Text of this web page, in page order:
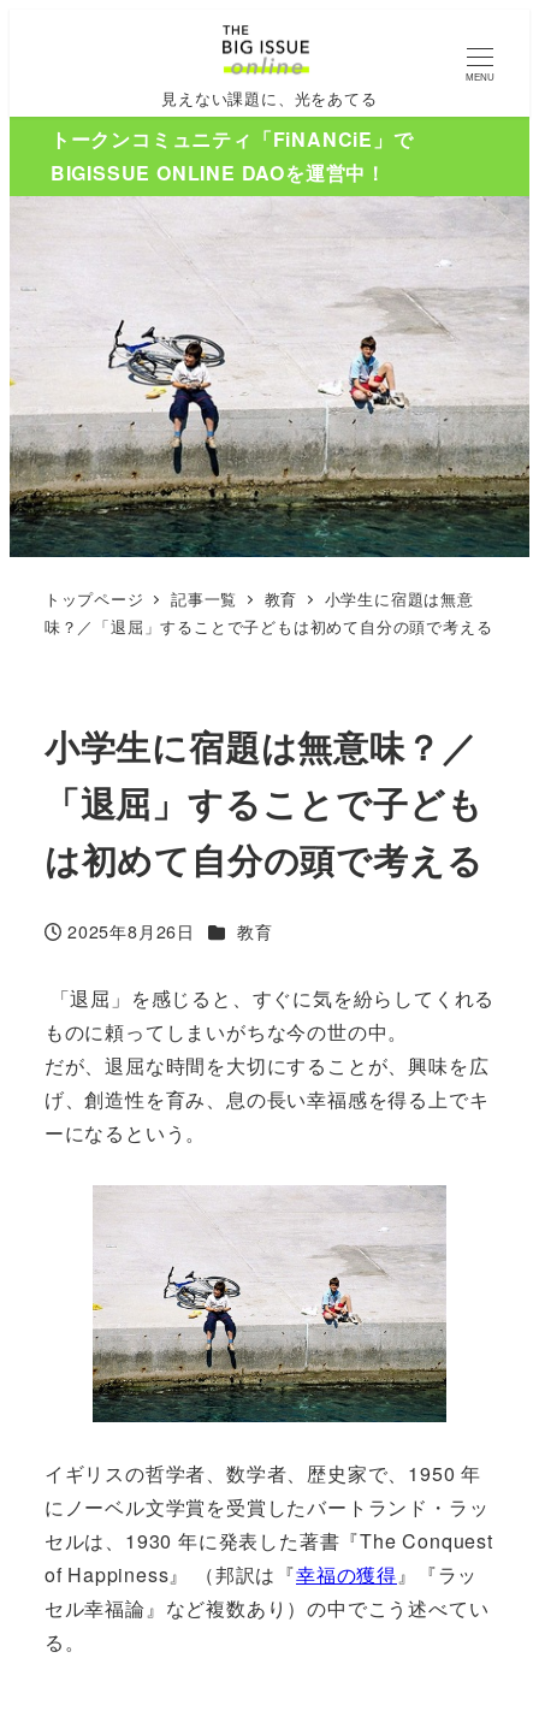
見えない課題に、光をあてる
MENU
トークンコミュニティ「FiNANCiE」で
BIGISSUE ONLINE DAOを運営中！
トップページ 記事一覧 教育
小学生に宿題は無意
味？／「退屈」することで子どもは初めて自分の頭で考える
小学生に宿題は無意味？／
「退屈」することで子ども
は初めて自分の頭で考える
投稿日
2025年8月26日 カテゴリー
教育
「退屈」を感じると、すぐに気を紛らしてくれる
ものに頼ってしまいがちな今の世の中。
だが、退屈な時間を大切にすることが、興味を広
げ、創造性を育み、息の長い幸福感を得る上でキ
ーになるという。
イギリスの哲学者、数学者、歴史家で、1950 年
にノーベル文学賞を受賞したバートランド・ラッ
セルは、1930 年に発表した著書『The Conquest
of Happiness』 （邦訳は『幸福の獲得』『ラッ
セル幸福論』など複数あり）の中でこう述べてい
る。